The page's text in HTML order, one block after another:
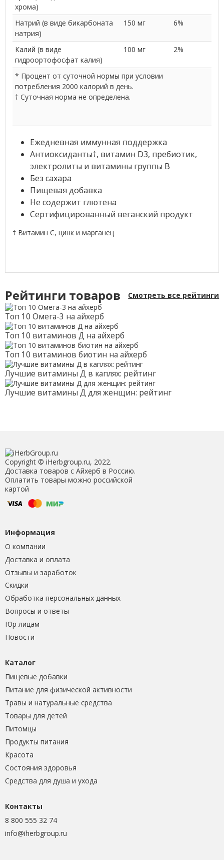
хрома)
Натрий (в виде бикарбоната
натрия)
150 мг 6%
Калий (в виде
гидроортофосфат калия)
100 мг 2%
* Процент от суточной нормы при условии
потребления 2000 калорий в день.
† Суточная норма не определена.
Ежедневная иммунная поддержка
Антиоксиданты†, витамин D3, пребиотик,
электролиты и витамины группы B
Без сахара
Пищевая добавка
Не содержит глютена
Сертифицированный веганский продукт
† Витамин C, цинк и марганец
Рейтинги товаров Смотреть все рейтинги
Топ 10 Омега-3 на айхерб
Топ 10 витаминов Д на айхерб
Топ 10 витаминов биотин на айхерб
Лучшие витамины Д в каплях: рейтинг
Лучшие витамины Д для женщин: рейтинг
Copyright © iHerbgroup.ru, 2022.
Доставка товаров с Айхерб в Россию.
Оплатить товары можно российской
картой
Информация
О компании
Доставка и оплата
Отзывы и заработок
Скидки
Обработка персональных данных
Вопросы и ответы
Юр лицам
Новости
Каталог
Пищевые добавки
Питание для физической активности
Травы и натуральные средства
Товары для детей
Питомцы
Продукты питания
Красота
Состояния здоровья
Средства для душа и ухода
Контакты
8 800 555 32 74
info@iherbgroup.ru